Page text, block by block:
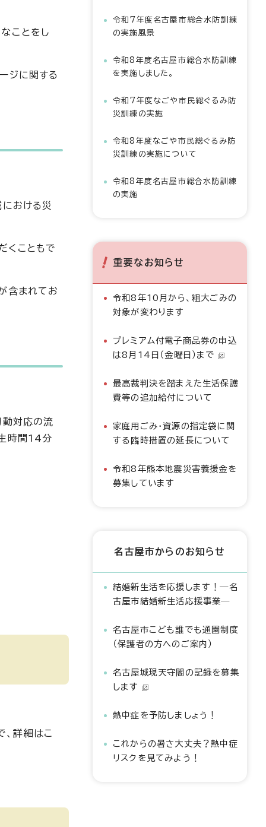
ことをし
ジに関する
における災
くこともで
含まれてお
動対応の流
時間14分
詳細はこ
令和7年度名古屋市総合水防訓練
の実施風景
令和8年度名古屋市総合水防訓練
を実施しました。
令和7年度なごや市民総ぐるみ防
災訓練の実施
令和8年度なごや市民総ぐるみ防
災訓練の実施について
令和8年度名古屋市総合水防訓練
の実施
重要なお知らせ
令和8年10月から、粗大ごみの
対象が変わります
プレミアム付電子商品券の申込
は8月14日（金曜日）まで
最高裁判決を踏まえた生活保護
費等の追加給付について
家庭用ごみ・資源の指定袋に関
する臨時措置の延長について
令和8年熊本地震災害義援金を
募集しています
名古屋市からのお知らせ
結婚新生活を応援します！―名
古屋市結婚新生活応援事業―
名古屋市こども誰でも通園制度
（保護者の方へのご案内）
名古屋城現天守閣の記録を募集
します
熱中症を予防しましょう！
これからの暑さ大丈夫？熱中症
リスクを見てみよう！